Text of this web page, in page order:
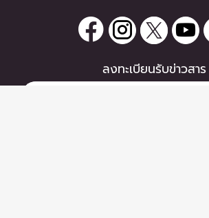
ลงทะเบียนรับข่าวสาร